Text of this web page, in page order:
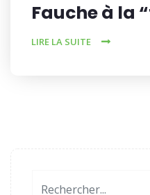
Fauche à la
LIRE LA SUITE